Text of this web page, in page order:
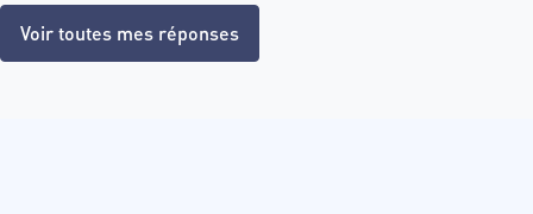
Voir toutes mes réponses